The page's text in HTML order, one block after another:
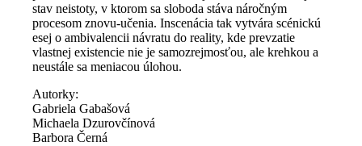
stav neistoty, v ktorom sa sloboda stáva náročným
procesom znovu-učenia. Inscenácia tak vytvára scénickú
esej o ambivalencii návratu do reality, kde prevzatie
vlastnej existencie nie je samozrejmosťou, ale krehkou a
neustále sa meniacou úlohou.
Autorky:
Gabriela Gabašová
Michaela Dzurovčínová
Barbora Černá